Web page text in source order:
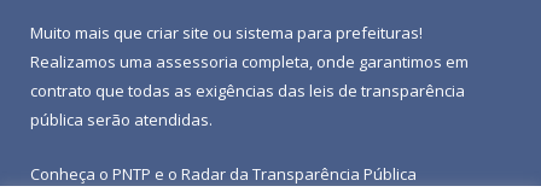
Muito mais que criar site ou sistema para prefeituras!
Realizamos uma assessoria completa, onde garantimos em
contrato que todas as exigências das leis de transparência
pública serão atendidas.
Conheça o PNTP e o Radar da Transparência Pública